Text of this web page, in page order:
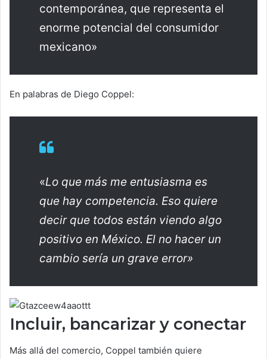
contemporánea, que representa el
enorme potencial del consumidor
mexicano»
En palabras de Diego Coppel:
«Lo que más me entusiasma es
que hay competencia. Eso quiere
decir que todos están viendo algo
positivo en México. El no hacer un
cambio sería un grave error»
Incluir, bancarizar y conectar
Más allá del comercio, Coppel también quiere